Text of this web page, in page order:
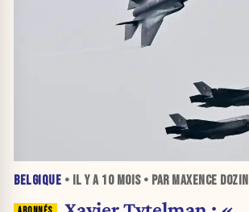
BELGIQUE • IL Y A 10 MOIS• PAR MAXENCE DOZIN